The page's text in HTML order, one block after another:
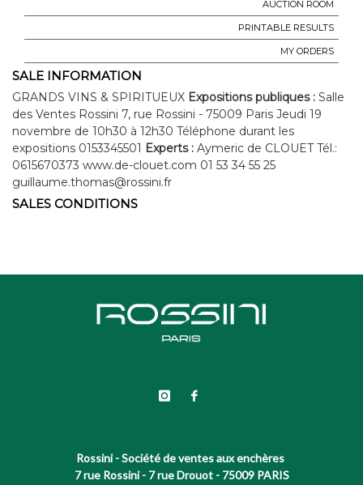
AUCTION ROOM
PRINTABLE RESULTS
MY ORDERS
SALE INFORMATION
GRANDS VINS & SPIRITUEUX Expositions publiques : Salle
des Ventes Rossini 7, rue Rossini - 75009 Paris Jeudi 19
novembre de 10h30 à 12h30 Téléphone durant les
expositions 0153345501 Experts : Aymeric de CLOUET Tél.:
0615670373 www.de-clouet.com 01 53 34 55 25
guillaume.thomas@rossini.fr
SALES CONDITIONS
Rossini - Société de ventes aux enchères
7 rue Rossini - 7 rue Drouot - 75009 PARIS